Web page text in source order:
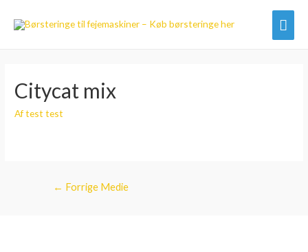
Citycat mix
Aftest test
Indlægsnavigation
← Forrige Medie